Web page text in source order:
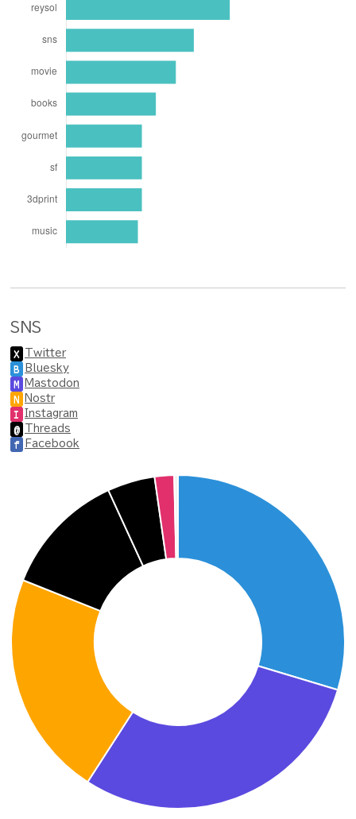
SNS
X Twitter
B Bluesky
M Mastodon
N Nostr
I Instagram
@ Threads
f Facebook